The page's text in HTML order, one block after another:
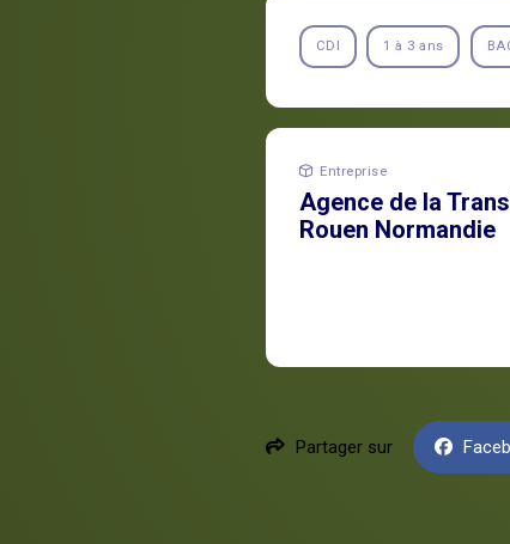
CDI 1 à 3 ans
Entreprise
Agence de la
Rouen Normandie
Partager sur